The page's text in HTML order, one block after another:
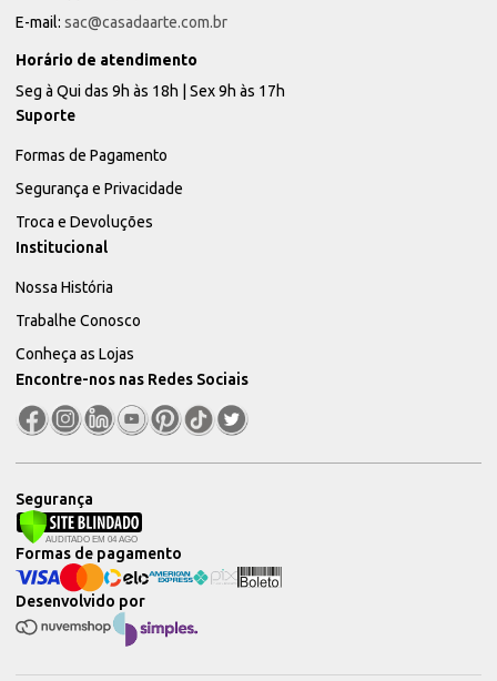
E-mail: sac@casadaarte.com.br
Horário de atendimento
Seg à Qui das 9h às 18h | Sex 9h às 17h
Suporte
Formas de Pagamento
Segurança e Privacidade
Troca e Devoluções
Institucional
Nossa História
Trabalhe Conosco
Conheça as Lojas
Encontre-nos nas Redes Sociais
Segurança
Desenvolvido por
Formas de pagamento